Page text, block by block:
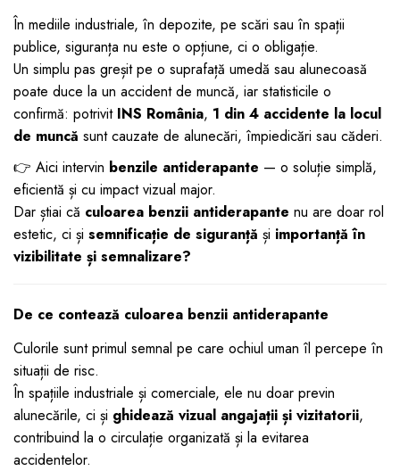
Suzete bebe
Termometre copii
Căști antifonice copii și
dopuri de urechi
Produse îngrijire copii
Igiena copii
În mediile industriale, în depozite, pe scări sau în spații
publice, siguranța nu este o opțiune, ci o obligație.
Un simplu pas greșit pe o suprafață umedă sau alunecoasă
poate duce la un accident de muncă, iar statisticile o
confirmă: potrivit INS România, 1 din 4 accidente la locul
de muncă sunt cauzate de alunecări, împiedicări sau căderi.
👉 Aici intervin benzile antiderapante — o soluție simplă,
eficientă și cu impact vizual major.
Dar știai că culoarea benzii antiderapante nu are doar rol
estetic, ci și semnificație de siguranță și importanță în
vizibilitate și semnalizare?
De ce contează culoarea benzii antiderapante
Culorile sunt primul semnal pe care ochiul uman îl percepe în
situații de risc.
În spațiile industriale și comerciale, ele nu doar previn
alunecările, ci și ghidează vizual angajații și vizitatorii,
contribuind la o circulație organizată și la evitarea
accidentelor.